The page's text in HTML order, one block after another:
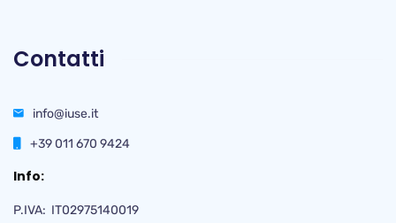
Contatti
info@iuse.it
+39 011 670 9424
Info:
P.IVA: IT02975140019